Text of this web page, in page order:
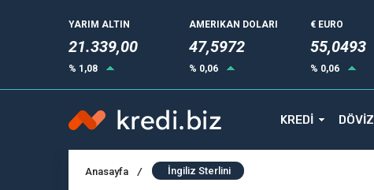
YARIM ALTIN
21.339,00
% 1,08
AMERIKAN DOLARI
47,5972
% 0,06
€ EURO
55,0493
% 0,06
KREDİ DÖVİZ
Anasayfa / İngiliz Sterlini